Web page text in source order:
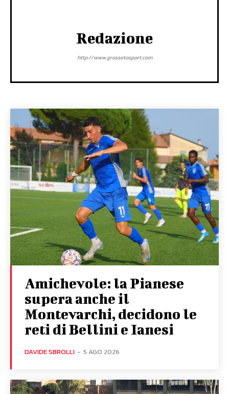
Redazione
http://www.grossetosport.com
Amichevole: la Pianese
supera anche il
Montevarchi, decidono le
reti di Bellini e Ianesi
DAVIDE SBROLLI - 5 AGO 2026